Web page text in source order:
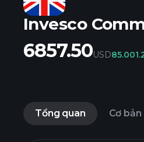
Invesco
6857.50USD85.00
Tổng quan Cơ bản